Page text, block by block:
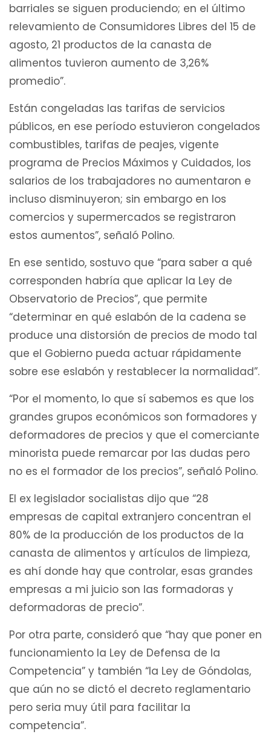
barriales se siguen produciendo; en el último
relevamiento de Consumidores Libres del 15 de
agosto, 21 productos de la canasta de
alimentos tuvieron aumento de 3,26%
promedio”.
Están congeladas las tarifas de servicios
públicos, en ese período estuvieron congelados
combustibles, tarifas de peajes, vigente
programa de Precios Máximos y Cuidados, los
salarios de los trabajadores no aumentaron e
incluso disminuyeron; sin embargo en los
comercios y supermercados se registraron
estos aumentos”, señaló Polino.
En ese sentido, sostuvo que “para saber a qué
corresponden habría que aplicar la Ley de
Observatorio de Precios”, que permite
“determinar en qué eslabón de la cadena se
produce una distorsión de precios de modo tal
que el Gobierno pueda actuar rápidamente
sobre ese eslabón y restablecer la normalidad”.
“Por el momento, lo que sí sabemos es que los
grandes grupos económicos son formadores y
deformadores de precios y que el comerciante
minorista puede remarcar por las dudas pero
no es el formador de los precios”, señaló Polino.
El ex legislador socialistas dijo que “28
empresas de capital extranjero concentran el
80% de la producción de los productos de la
canasta de alimentos y artículos de limpieza,
es ahí donde hay que controlar, esas grandes
empresas a mi juicio son las formadoras y
deformadoras de precio”.
Por otra parte, consideró que “hay que poner en
funcionamiento la Ley de Defensa de la
Competencia” y también “la Ley de Góndolas,
que aún no se dictó el decreto reglamentario
pero seria muy útil para facilitar la
competencia”.